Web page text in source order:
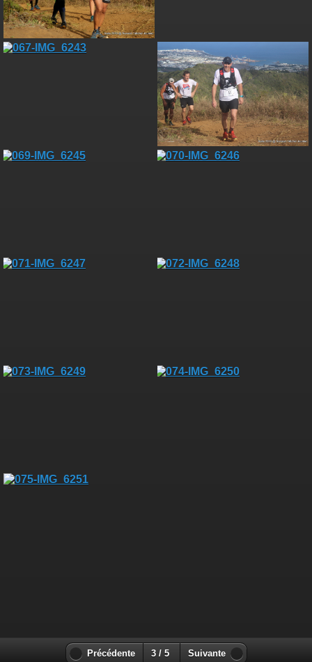
Précédente 3 / 5 Suivante